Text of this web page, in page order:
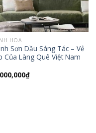
HOA
Sơn Dầu Sáng Tác – Vẻ
Của Làng Quê Việt Nam
₫